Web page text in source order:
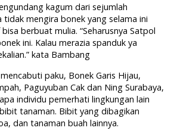
kagum dari sejumlah
tidak mengira bonek yang selama ini
berbuat mulia. “Seharusnya Satpol
ini. Kalau merazia spanduk ya
kata Bambang
paku, Bonek Garis Hijau,
Paguyuban Cak dan Ning Surabaya,
individu pemerhati lingkungan lain
tanaman. Bibit yang dibagikan
dan tanaman buah lainnya.